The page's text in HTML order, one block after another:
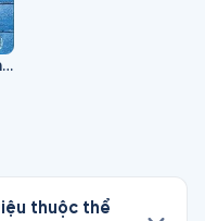
Sẽ Có Cách, Đừng Lo!
thuộc thể